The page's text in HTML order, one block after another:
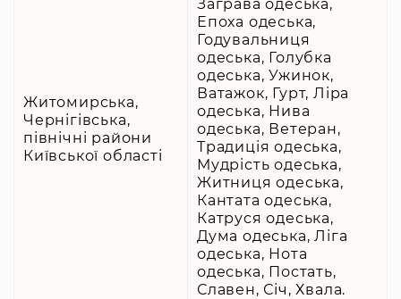
Житомирська,
Чернігівська,
північні райони
Київської області
Заграва одеська,
Епоха одеська,
Годувальниця
одеська, Голубка
одеська, Ужинок,
Ватажок, Гурт, Ліра
одеська, Нива
одеська, Ветеран,
Традиція одеська,
Мудрість одеська,
Житниця одеська,
Кантата одеська,
Катруся одеська,
Дума одеська, Ліга
одеська, Нота
одеська, Постать,
Славен, Січ, Хвала.